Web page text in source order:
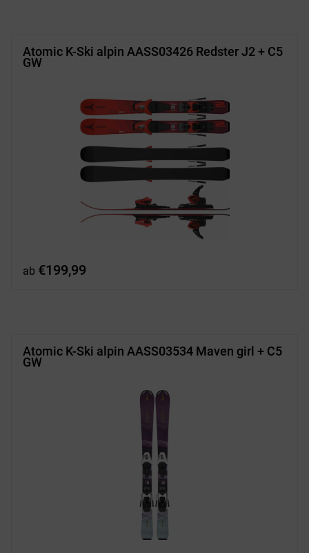
Atomic K-Ski alpin AASS03426 Redster J2 + C5
GW
ab €199,99
Atomic K-Ski alpin AASS03534 Maven girl + C5
GW